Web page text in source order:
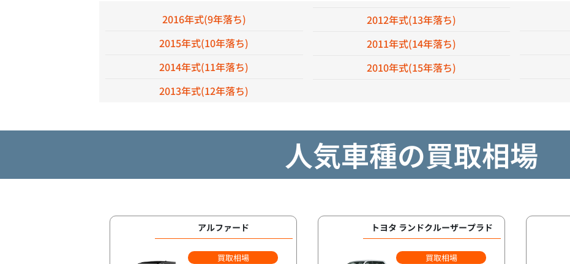
2016年式(9年落ち)
2015年式(10年落ち)
2014年式(11年落ち)
2013年式(12年落ち)
2012年式(13年落ち)
2011年式(14年落ち)
2010年式(15年落ち)
人気車種の買取相場
アルファード
買取相場
トヨタ ランドクルーザープラド
買取相場